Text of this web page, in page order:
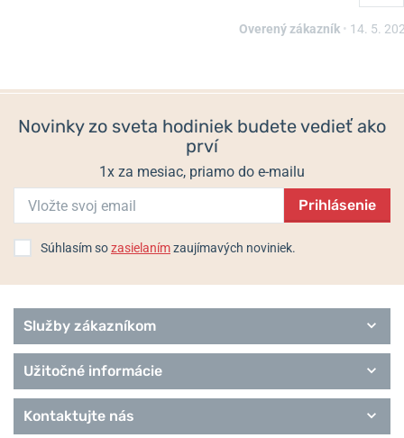
Overený zákazník • 14. 5.
Novinky zo sveta hodiniek budete vedieť ako
prví
1x za mesiac, priamo do e-mailu
Prihlásenie
Súhlasím sozasielanímzaujímavých noviniek.
Služby zákazníkom
Užitočné informácie
Kontaktujte nás